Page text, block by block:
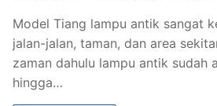
Model Tiang lampu antik sangat
jalan-jalan, taman, dan area
zaman dahulu lampu antik sudah
hingga…